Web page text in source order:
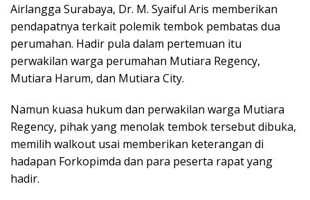
Airlangga Surabaya, Dr. M. Syaiful Aris memberikan
pendapatnya terkait polemik tembok pembatas dua
perumahan. Hadir pula dalam pertemuan itu
perwakilan warga perumahan Mutiara Regency,
Mutiara Harum, dan Mutiara City.
Namun kuasa hukum dan perwakilan warga Mutiara
Regency, pihak yang menolak tembok tersebut dibuka,
memilih walkout usai memberikan keterangan di
hadapan Forkopimda dan para peserta rapat yang
hadir.